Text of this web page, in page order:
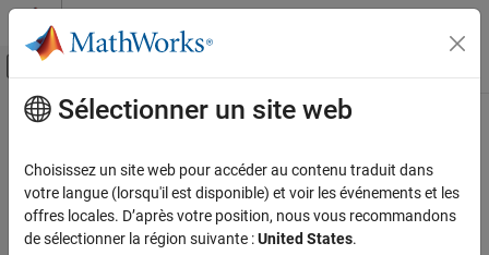
Passer au contenu
Activer/désactiver l'affichage du menu
Accueil de la documentation
Contenu principal
How useful was this information?
Sélectionner un site web
Choisissez un site web pour accéder au contenu traduit dans
votre langue (lorsqu'il est disponible) et voir les événements et les
offres locales. D’après votre position, nous vous recommandons
de sélectionner la région suivante :United States.